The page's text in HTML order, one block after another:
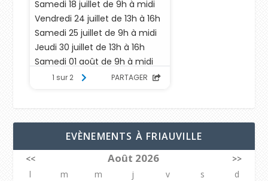
EVÈNEMENTS À FRIAUVILLE
<< Août 2026
>>
l
m m j v s
d